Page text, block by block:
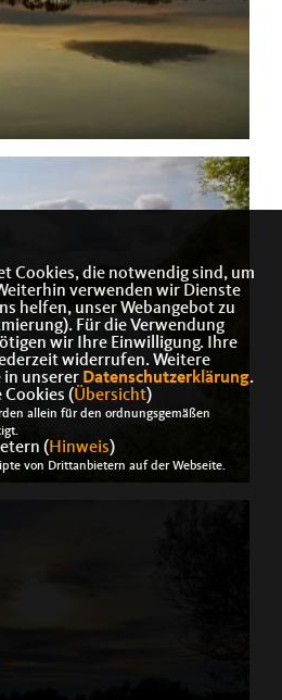
Cookies, die notwendig sind, um
verwenden wir Dienste
helfen, unser Webangebot zu
Für die Verwendung
wir Ihre Einwilligung. Ihre
widerrufen. Weitere
unserer Datenschutzerklärung.
Cookies (Übersicht)
allein für den ordnungsgemäßen
(Hinweis)
von Drittanbietern auf der Webseite.